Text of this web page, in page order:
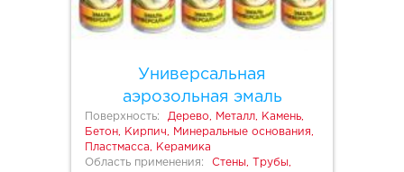
Универсальная
аэрозольная эмаль
Поверхность:
Дерево, Металл, Камень,
Бетон, Кирпич, Минеральные основания,
Пластмасса, Керамика
Область применения:
Стены, Трубы,